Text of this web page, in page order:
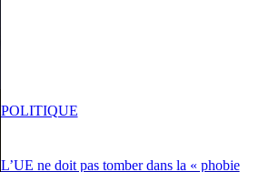
L’UE ne doit pas tomber dans la « phobie
POLITIQUE